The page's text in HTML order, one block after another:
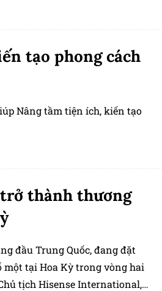
tạo phong cách
Nâng tầm tiện ích, kiến tạo
thành thương
đầu Trung Quốc, đang đặt
tại Hoa Kỳ trong vòng hai
tịch Hisense International,